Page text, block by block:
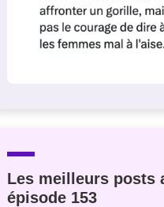
Les meilleurs posts
épisode 153